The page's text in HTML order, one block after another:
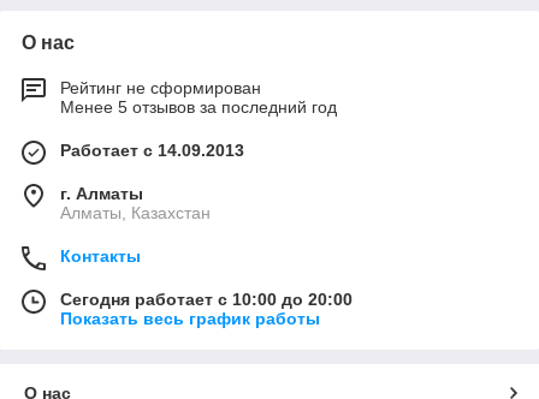
О нас
Рейтинг не сформирован
Менее 5 отзывов за последний год
Работает с 14.09.2013
г. Алматы
Алматы, Казахстан
Контакты
Сегодня работает с 10:00 до 20:00
Показать весь график работы
О нас